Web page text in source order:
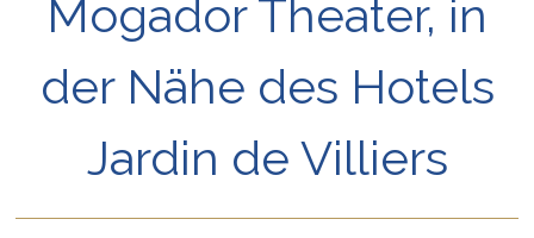
Champerret Bereich
Gericht - Justizpalast in Paris
Cernuschi-Museum
Mogador Theater, in
der Nähe des Hotels
Jardin de Villiers